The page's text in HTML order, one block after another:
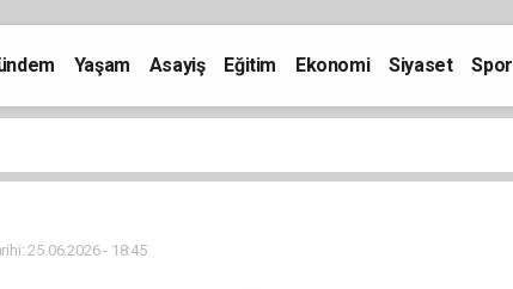
Yaşam Asayiş Eğitim Ekonomi Siyaset Spor
25.06.2026 - 18:45